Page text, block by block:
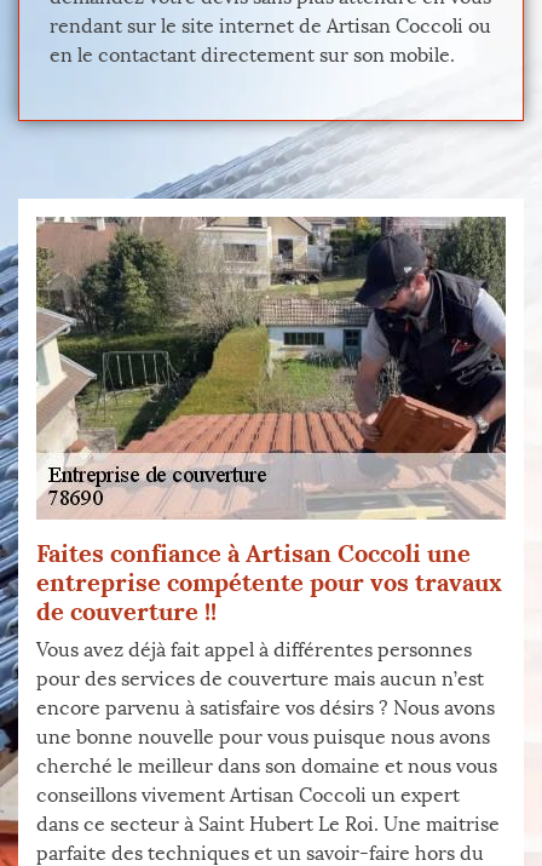
rendant sur le site internet de Artisan Coccoli ou
en le contactant directement sur son mobile.
Faites confiance à Artisan Coccoli une
entreprise compétente pour vos travaux
de couverture !!
Vous avez déjà fait appel à différentes personnes
pour des services de couverture mais aucun n’est
encore parvenu à satisfaire vos désirs ? Nous avons
une bonne nouvelle pour vous puisque nous avons
cherché le meilleur dans son domaine et nous vous
conseillons vivement Artisan Coccoli un expert
dans ce secteur à Saint Hubert Le Roi. Une maitrise
parfaite des techniques et un savoir-faire hors du